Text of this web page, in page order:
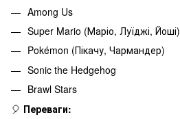
Among Us
Super Mario (Маріо, Луїджі, Йоші)
Pokémon (Пікачу, Чармандер)
Sonic the Hedgehog
Brawl Stars
🎈 Переваги: